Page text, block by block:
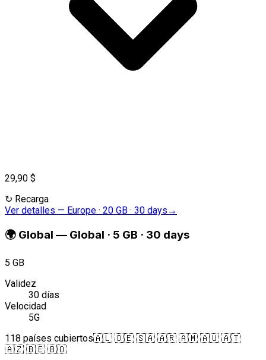
29,90 $
↻ Recarga
Ver detalles — Europe · 20 GB · 30 days →
🌍 Global — Global · 5 GB · 30 days
5 GB
Validez
30 días
Velocidad
5G
118 países cubiertos🇦🇱 🇩🇪 🇸🇦 🇦🇷 🇦🇲 🇦🇺 🇦🇹
🇦🇿 🇧🇪 🇧🇴